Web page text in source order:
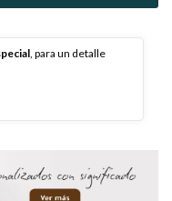
, para un detalle